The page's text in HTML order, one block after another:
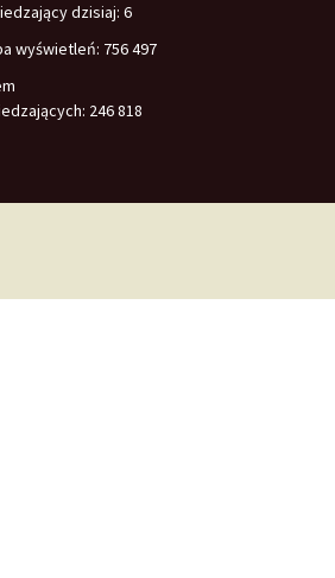
dzisiaj: 6
wyświetleń: 756 497
246 818